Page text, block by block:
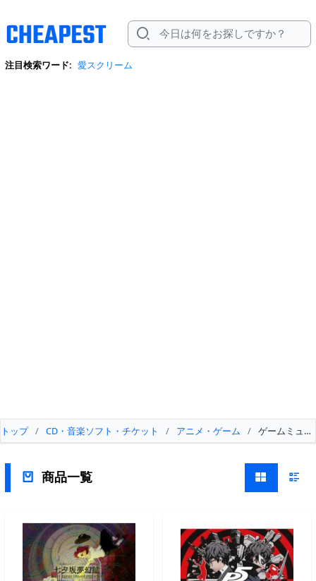
注目検索ワード: 愛スクリーム
トップ / CD・音楽ソフト・チケット / アニメ・ゲーム / ゲームミュー
商品一覧